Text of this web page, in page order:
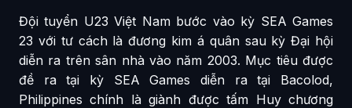
Đội tuyển U23 Việt Nam bước vào kỳ SEA Games
23 với tư cách là đương kim á quân sau kỳ Đại hội
diễn ra trên sân nhà vào năm 2003. Mục tiêu được
đề ra tại kỳ SEA Games diễn ra tại Bacolod,
Philippines chính là giành được tấm Huy chương